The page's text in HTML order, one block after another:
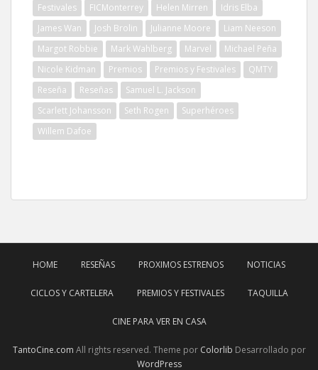
Festivales
FICMonterrey Helen Mirren
Idris Elba
James Wan
Josh Brolin Julianne Moore
Liam Neeson
Margot Robbie
Mark Wahlberg Marvel
Michael Peña
Nicole Kidman
Premios Premios y Festivales
QMTY
Reseña
Reseñas
Samuel L. Jackson
Scarlett Johansson
Seth Rogen
Superhéroes
Willem Dafoe
HOME RESEÑAS PROXIMOS ESTRENOS NOTICIAS
CICLOS Y CARTELERA PREMIOS Y FESTIVALES TAQUILLA
CINE PARA VER EN CASA
TantoCine.com All rights reserved. Theme por Colorlib Desarrollado por
WordPress